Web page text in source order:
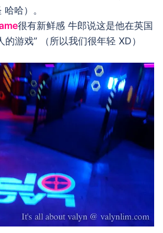
哈）。
很有新鲜感 牛郎说这是他在英国
游戏” （所以我们很年轻 XD）